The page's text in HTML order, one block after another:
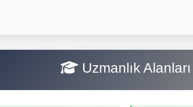
Uzmanlık Alanları